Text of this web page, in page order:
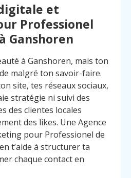
et
Professionel
Ganshoren
à Ganshoren, mais ton
malgré ton savoir-faire.
site, tes réseaux sociaux,
stratégie ni suivi des
des clientes locales
des likes. Une Agence
pour Professionel de
t’aide à structurer ta
chaque contact en